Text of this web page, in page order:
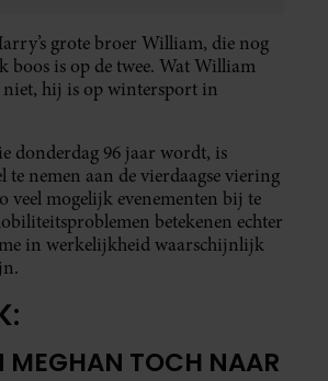
grote broer William, die nog
boos is op de twee. Wat William
niet, hij is op wintersport in
donderdag 96 jaar wordt, is
te nemen aan de vierdaagse viering
veel mogelijk evenementen bij te
betekenen echter
in werkelijkheid waarschijnlijk
MEGHAN TOCH NAAR